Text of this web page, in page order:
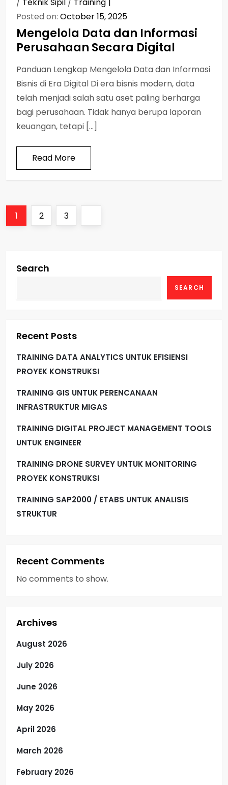
Posted on: October 15, 2025
Mengelola Data dan Informasi
Perusahaan Secara Digital
Panduan Lengkap Mengelola Data dan Informasi
Bisnis di Era Digital Di era bisnis modern, data
telah menjadi salah satu aset paling berharga
bagi perusahaan. Tidak hanya berupa laporan
keuangan, tetapi […]
Read More
P
p
a
g
a
Page
1 Page
2 Page
3
Search
SEARCH
Recent Posts
TRAINING DATA ANALYTICS UNTUK EFISIENSI
PROYEK KONSTRUKSI
TRAINING GIS UNTUK PERENCANAAN
INFRASTRUKTUR MIGAS
TRAINING DIGITAL PROJECT MANAGEMENT TOOLS
UNTUK ENGINEER
TRAINING DRONE SURVEY UNTUK MONITORING
PROYEK KONSTRUKSI
TRAINING SAP2000 / ETABS UNTUK ANALISIS
STRUKTUR
Recent Comments
No comments to show.
Archives
August 2026
July 2026
June 2026
May 2026
April 2026
March 2026
February 2026